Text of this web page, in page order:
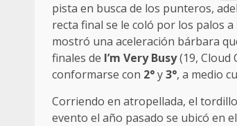
pista en busca de los punteros,
recta final se le coló por los palos a
mostró una aceleración bárbara
finales de I’m Very Busy(19, Cloud
conformarse con 2°y3°, a medio
Corriendo en atropellada, el tordillo
evento el año pasado se ubicó en el